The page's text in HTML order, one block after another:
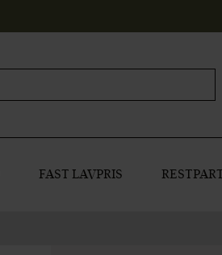
FAST LAVPRIS